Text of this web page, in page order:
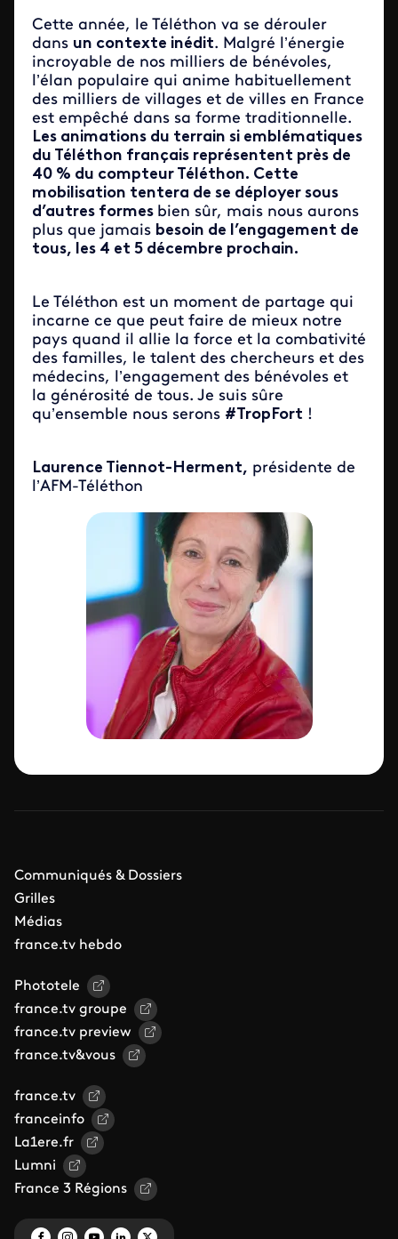
Cette année, le Téléthon va se dérouler
dans un contexte inédit. Malgré l’énergie
incroyable de nos milliers de bénévoles,
l’élan populaire qui anime habituellement
des milliers de villages et de villes en France
est empêché dans sa forme traditionnelle.
Les animations du terrain si emblématiques
du Téléthon français représentent près de
40 % du compteur Téléthon. Cette
mobilisation tentera de se déployer sous
d’autres formes bien sûr, mais nous aurons
plus que jamais besoin de l’engagement de
tous, les 4 et 5 décembre prochain.
Le Téléthon est un moment de partage qui
incarne ce que peut faire de mieux notre
pays quand il allie la force et la combativité
des familles, le talent des chercheurs et des
médecins, l’engagement des bénévoles et
la générosité de tous. Je suis sûre
qu’ensemble nous serons #TropFort !
Laurence Tiennot-Herment, présidente de
l’AFM-Téléthon
Communiqués & Dossiers
Grilles
Médias
france.tv hebdo
Phototele
france.tv groupe
france.tv preview
france.tv&vous
france.tv
franceinfo
La1ere.fr
Lumni
France 3 Régions